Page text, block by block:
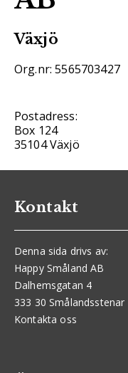
Växjö
Org.nr: 5565703427
Postadress:
Box 124
35104 Växjö
Kontakt
Denna sida drivs av:
Happy Småland AB
Dalhemsgatan 4
333 30 Smålandsstenar
Kontakta oss